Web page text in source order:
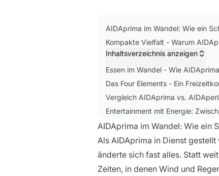
AIDAprima im Wandel: Wie ein
Kompakte Vielfalt - Warum
Kabinen mit Charakter
Essen im Wandel - Wie
Das Four Elements - Ein
Vergleich AIDAprima vs.
Entertainment mit Energie:
Wellness neu gedacht - Rückzug
Bewegung und Balance -
Für wen die AIDAprima gemacht
Die Routen: Wo AIDAprima
Inhaltsverzeichnis anzeigen
AIDAprima im Wandel: Wie ein
Als AIDAprima in Dienst
änderte sich fast alles. Statt
Zeiten, in denen Wind und